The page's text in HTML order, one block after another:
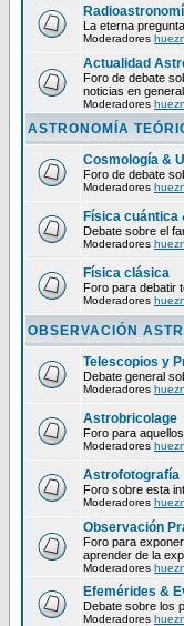
La eterna
Moderadores
Actualidad
Foro de debate
noticias en general.
Moderadores
ASTRONOMÍA
Cosmología &
Foro de debate
Moderadores
Física cuántica
Debate sobre el
Moderadores
Física clásica
Foro para debatir
Moderadores
OBSERVACIÓN
Telescopios y
Debate general
Moderadores
Astrobricolage
Foro para
Moderadores
Astrofotografía
Foro sobre esta
Moderadores
Observación
Foro para
aprender de la
Moderadores
Efemérides &
Debate sobre los
Moderadores